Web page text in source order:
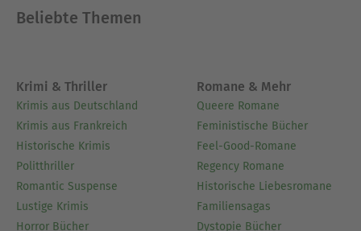
Beliebte Themen
Krimi & Thriller
Krimis aus Deutschland
Krimis aus Frankreich
Historische Krimis
Politthriller
Romantic Suspense
Lustige Krimis
Horror Bücher
Romane & Mehr
Queere Romane
Feministische Bücher
Feel-Good-Romane
Regency Romane
Historische Liebesromane
Familiensagas
Dystopie Bücher